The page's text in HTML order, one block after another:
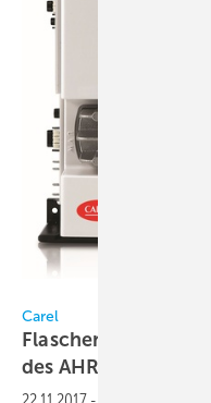
Carel
des AHR Innovation